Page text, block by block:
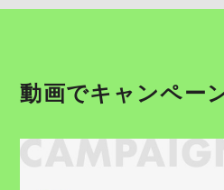
動画でキャンペー